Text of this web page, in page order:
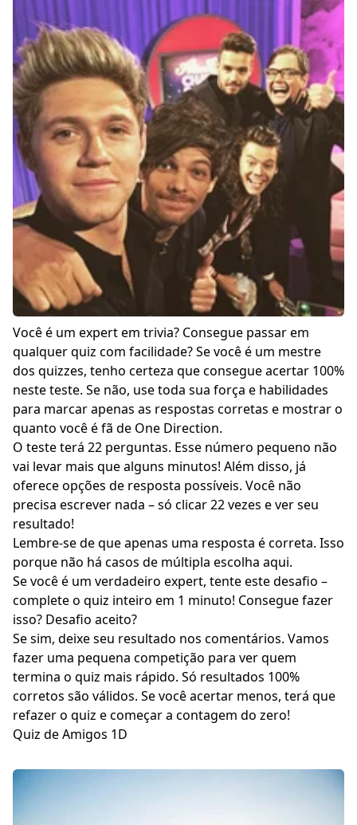
Você é um expert em trivia? Consegue passar em
qualquer quiz com facilidade? Se você é um mestre
dos quizzes, tenho certeza que consegue acertar 100%
neste teste. Se não, use toda sua força e habilidades
para marcar apenas as respostas corretas e mostrar o
quanto você é fã de One Direction.
O teste terá 22 perguntas. Esse número pequeno não
vai levar mais que alguns minutos! Além disso, já
oferece opções de resposta possíveis. Você não
precisa escrever nada – só clicar 22 vezes e ver seu
resultado!
Lembre-se de que apenas uma resposta é correta. Isso
porque não há casos de múltipla escolha aqui.
Se você é um verdadeiro expert, tente este desafio –
complete o quiz inteiro em 1 minuto! Consegue fazer
isso? Desafio aceito?
Se sim, deixe seu resultado nos comentários. Vamos
fazer uma pequena competição para ver quem
termina o quiz mais rápido. Só resultados 100%
corretos são válidos. Se você acertar menos, terá que
refazer o quiz e começar a contagem do zero!
Quiz de Amigos 1D